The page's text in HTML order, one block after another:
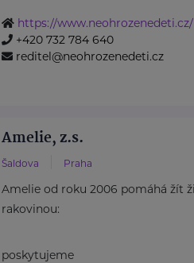
https://www.neohrozenedeti.cz/
+420 732 784 640
reditel@neohrozenedeti.cz
Amelie, z.s.
Šaldova Praha
Amelie od roku 2006 pomáhá žít
rakovinou:
poskytujeme